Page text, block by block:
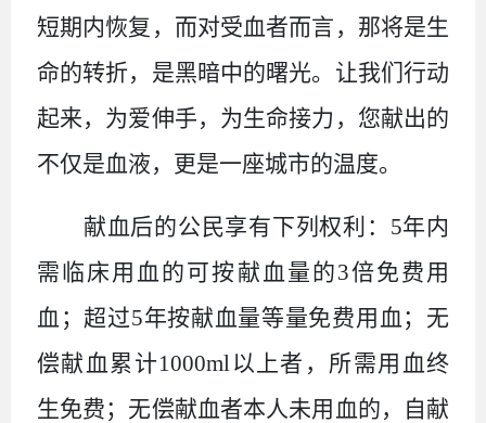
短期内恢复，而对受血者而言，那将是生
命的转折，是黑暗中的曙光。让我们行动
起来，为爱伸手，为生命接力，您献出的
不仅是血液，更是一座城市的温度。
献血后的公民享有下列权利： 5年内
需临床用血的可按献血量的3倍免费用
血；超过5年按献血量等量免费用血；无
偿献血累计1000ml 以上者，所需用血终
生免费；无偿献血者本人未用血的，自献